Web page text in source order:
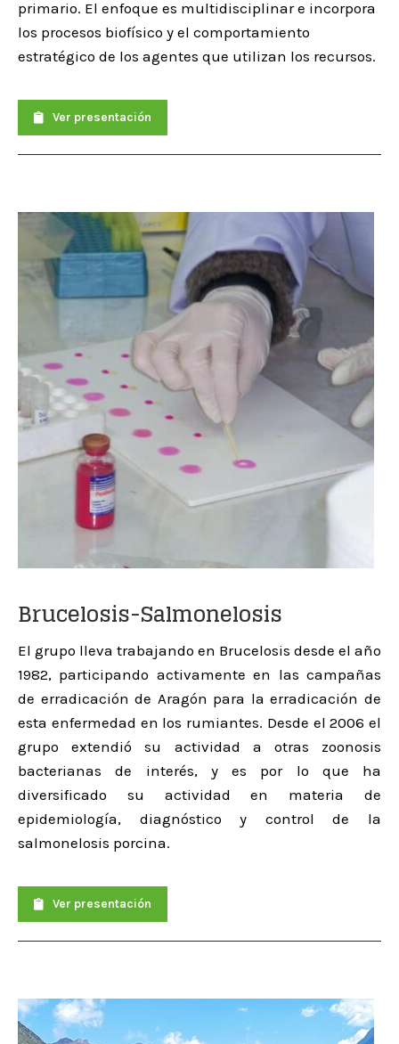
primario. El enfoque es multidisciplinar e incorpora
los procesos biofísico y el comportamiento
estratégico de los agentes que utilizan los recursos.
Ver presentación
Brucelosis-Salmonelosis
El grupo lleva trabajando en Brucelosis desde el año
1982, participando activamente en las campañas
de erradicación de Aragón para la erradicación de
esta enfermedad en los rumiantes. Desde el 2006 el
grupo extendió su actividad a otras zoonosis
bacterianas de interés, y es por lo que ha
diversificado su actividad en materia de
epidemiología, diagnóstico y control de la
salmonelosis porcina.
Ver presentación